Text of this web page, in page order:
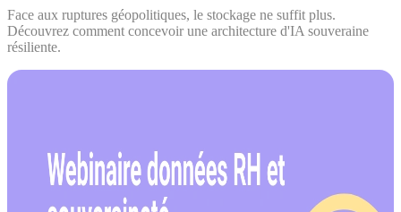
Face aux ruptures géopolitiques, le stockage ne suffit plus.
Découvrez comment concevoir une architecture d'IA souveraine
résiliente.